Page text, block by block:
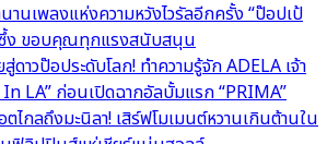
นเพลงแห่งความหวังไวรัลอีกครั้ง “ป๊อปเป้
ซึ้ง ขอบคุณทุกแรงสนับสนุน
สู่ดาวป๊อประดับโลก! ทำความรู้จัก ADELA เจ้า
In LA” ก่อนเปิดฉากอัลบั้มแรก “PRIMA”
ตไกลถึงมะนิลา! เสิร์ฟโมเมนต์หวานเกินต้านใน